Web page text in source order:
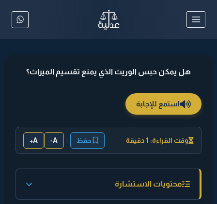
هل يمكن حبس الوريث الذي يمنع تقسيم الميراث؟
استمع للإجابة
وقت القراءة: 1 دقيقة حفظ |
A-
A+
محتويات الاستشارة